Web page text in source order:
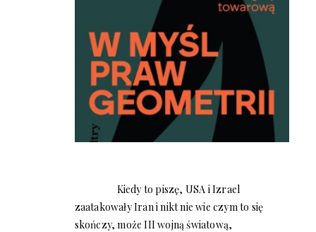
Kiedy to piszę, USA i Izrael
zaatakowały Iran i nikt nie wie czym to się
skończy, może III wojną światową,